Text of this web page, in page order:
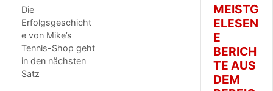
Die
Erfolgsgeschicht
e von Mike’s
Tennis-Shop geht
in den nächsten
Satz
MEISTG
ELESEN
E
BERICH
TE AUS
DEM